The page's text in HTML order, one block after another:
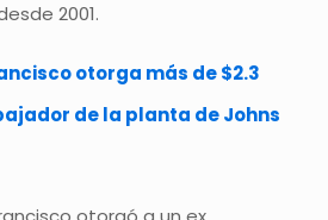
2001.
otorga más de $2.3
de la planta de Johns